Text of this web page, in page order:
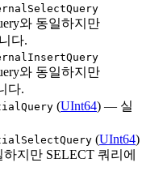
와 동일하지만
다.
와 동일하지만
다.
(UInt64) — 실
(UInt64)
지만 SELECT 쿼리에